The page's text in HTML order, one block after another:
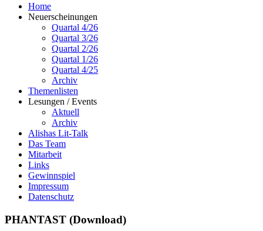
Home
Neuerscheinungen
Quartal 4/26
Quartal 3/26
Quartal 2/26
Quartal 1/26
Quartal 4/25
Archiv
Themenlisten
Lesungen / Events
Aktuell
Archiv
Alishas Lit-Talk
Das Team
Mitarbeit
Links
Gewinnspiel
Impressum
Datenschutz
PHANTAST (Download)